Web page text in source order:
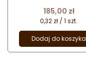
Cena
185,00 zł
0,32 zł / 1 szt.
Dodaj do koszyka